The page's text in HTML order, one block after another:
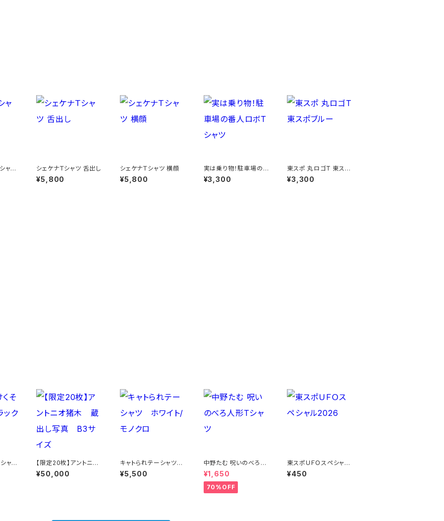
ャウ シェケナＴシャツ 舌出し
¥5,800
シェケナＴシャツ 横顔
¥5,800
実は乗り物！駐車場の
番人ロボTシャツ
¥3,300
東スポ 丸ロゴT 東スポ
ブルー
¥3,300
ャ
【限定20枚】アントニオ
猪木 蔵出し写真 B3
サイズ
¥50,000
キャトられテーシャツ
ホワイト/モノクロ
¥5,500
中野たむ 呪いのべろ人
形Tシャツ
¥1,650
70%OFF
東スポＵＦＯスペシャル
2026
¥450